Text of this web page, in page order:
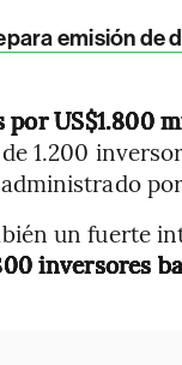
emisión de
US$1.800
1.200
un fuerte
inversores